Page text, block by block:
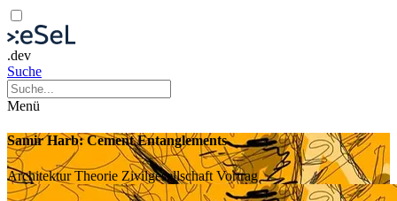
.dev
Suche
Menü
Samir Harb: Cement Entanglements
ArchitekturTheorie Zivilgesellschaft Vortrag